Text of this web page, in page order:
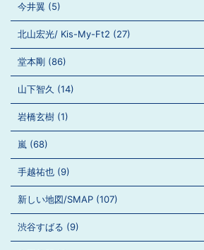
今井翼 (5)
北山宏光/ Kis-My-Ft2 (27)
堂本剛 (86)
山下智久 (14)
岩橋玄樹 (1)
嵐 (68)
手越祐也 (9)
新しい地図/SMAP (107)
渋谷すばる (9)